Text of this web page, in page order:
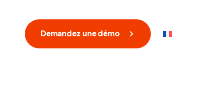
Demandez une démo FR